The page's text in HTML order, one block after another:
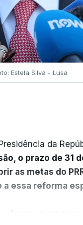
Estela Silva - Lusa
da
o prazo de 31
as metas do
essa reforma